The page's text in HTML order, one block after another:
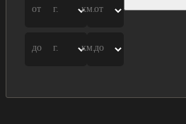
от г.
до г.
от
км.
до
км.